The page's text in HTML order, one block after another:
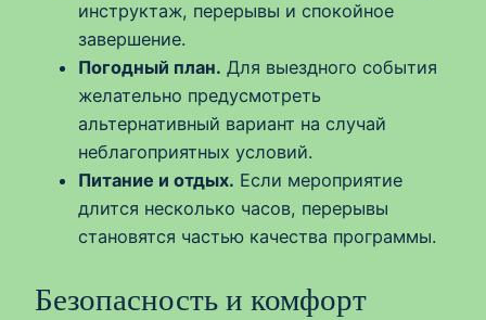
инструктаж, перерывы и спокойное
завершение.
Погодный план. Для выездного события
желательно предусмотреть
альтернативный вариант на случай
неблагоприятных условий.
Питание и отдых. Если мероприятие
длится несколько часов, перерывы
становятся частью качества программы.
Безопасность и комфорт